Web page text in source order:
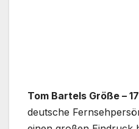
Tom Bartels Größe –
deutsche